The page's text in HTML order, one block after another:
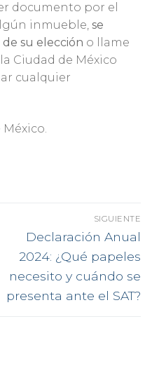
documento por el
inmueble, se
su elección o llame
Ciudad de México
cualquier
SIGUIENTE
Entrada
siguiente:
Declaración Anual
2024: ¿Qué papeles
necesito y cuándo se
presenta ante el SAT?